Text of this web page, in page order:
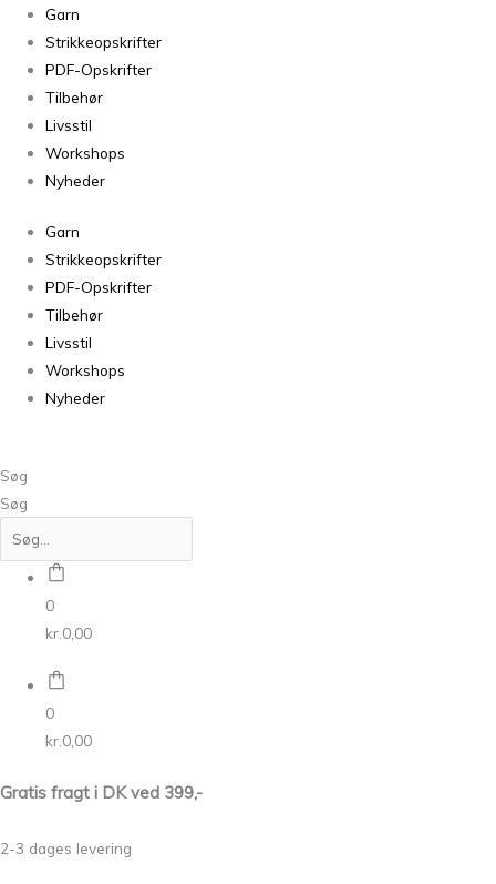
Garn
Strikkeopskrifter
PDF-Opskrifter
Tilbehør
Livsstil
Workshops
Nyheder
Garn
Strikkeopskrifter
PDF-Opskrifter
Tilbehør
Livsstil
Workshops
Nyheder
Søg
Søg
0
kr. 0,00
0
kr. 0,00
Gratis fragt i DK ved 399,-
2-3 dages levering
narae
cropped
sweater
antal